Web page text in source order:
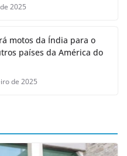
2025
motos da Índia para o
países da América do
de 2025